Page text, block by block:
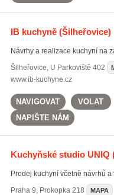
IB kuchyně(Šilheřovice)
Návrhy a realizace kuchyní na
Šilheřovice, U Parkoviště 402
www.ib-kuchyne.cz
NAVIGOVAT
VOLAT
NAPIŠTE NÁM
Kuchyňské studio UNIQ
Prodej kuchyní včetně návrhů
Praha 9, Prokopka 218 MAPA